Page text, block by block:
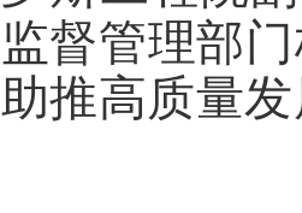
监督管理部
助推高质量